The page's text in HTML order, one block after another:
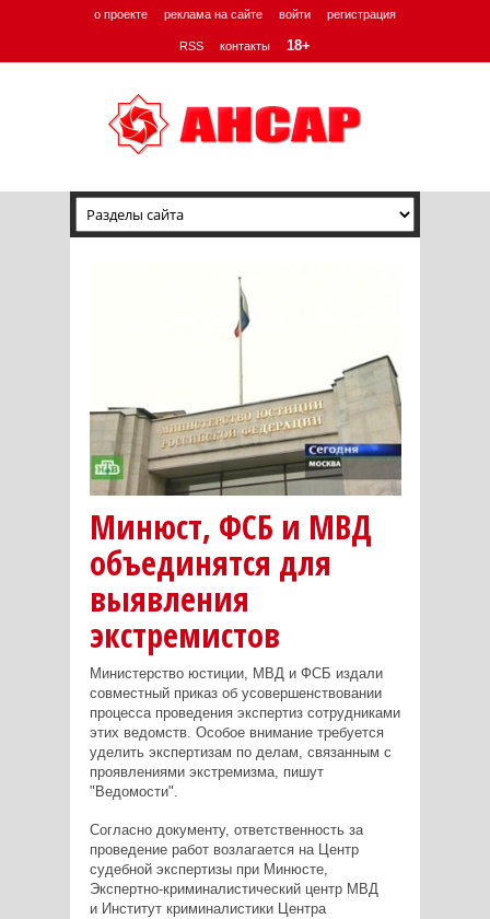
о проекте реклама на сайте войти регистрация
RSS контакты 18+
Минюст, ФСБ и МВД
объединятся для
выявления
экстремистов
Министерство юстиции, МВД и ФСБ издали
совместный приказ об усовершенствовании
процесса проведения экспертиз сотрудниками
этих ведомств. Особое внимание требуется
уделить экспертизам по делам, связанным с
проявлениями экстремизма, пишут
"Ведомости".
Согласно документу, ответственность за
проведение работ возлагается на Центр
судебной экспертизы при Минюсте,
Экспертно-криминалистический центр МВД
и Институт криминалистики Центра